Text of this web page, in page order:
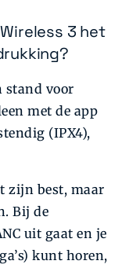
3 het
stand voor
met de app
(IPX4),
zijn best, maar
Bij de
uit gaat en je
kunt horen,